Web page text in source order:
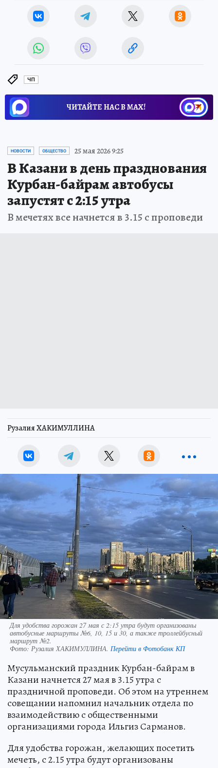
ЧП
ЧИТАЙТЕ НАС В МАХ!
НОВОСТИ ОБЩЕСТВО 25 мая 2026 9:25
В Казани в день празднования
Курбан-байрам автобусы
запустят с 2:15 утра
В мечетях все начнется в 3.15 с проповеди
Рузалия ХАКИМУЛЛИНА
Для удобства горожан 27 мая с 2:15 утра будут организованы
автобусные маршруты №6, 10, 15 и 30, а также троллейбусный
маршрут №2.
Фото: Рузалия ХАКИМУЛЛИНА. Перейти в Фотобанк КП
Мусульманский праздник Курбан-байрам в
Казани начнется 27 мая в 3.15 утра с
праздничной проповеди. Об этом на утреннем
совещании напомнил начальник отдела по
взаимодействию с общественными
организациями города Ильгиз Сарманов.
Для удобства горожан, желающих посетить
мечеть, с 2.15 утра будут организованы